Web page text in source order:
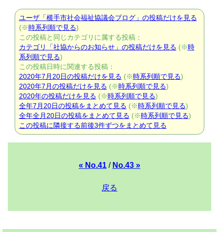
ユーザ「横手市社会福祉協議会ブログ」の投稿だけを見る
(※時系列順で見る)
この投稿と同じカテゴリに属する投稿：
カテゴリ「社協からのお知らせ」の投稿だけを見る (※時
系列順で見る)
この投稿日時に関連する投稿：
2020年7月20日の投稿だけを見る (※時系列順で見る)
2020年7月の投稿だけを見る (※時系列順で見る)
2020年の投稿だけを見る (※時系列順で見る)
全年7月20日の投稿をまとめて見る (※時系列順で見る)
全年全月20日の投稿をまとめて見る (※時系列順で見る)
この投稿に隣接する前後3件ずつをまとめて見る
« No.41 / No.43 »
戻る